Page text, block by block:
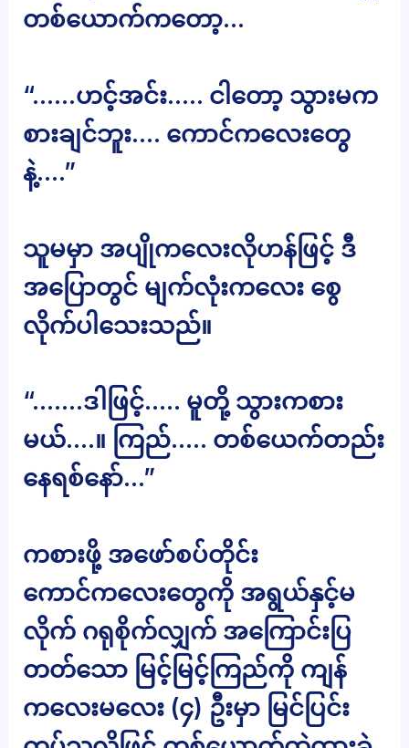
တစ်ယောက်ကတော့…
“……ဟင့်အင်း….. ငါတော့ သွားမက
စားချင်ဘူး…. ကောင်ကလေးတွေ
နဲ့….”
သူမမှာ အပျိုကလေးလိုဟန်ဖြင့် ဒီ
အပြောတွင် မျက်လုံးကလေး စွေ
လိုက်ပါသေးသည်။
“…….ဒါဖြင့်….. မူတို့ သွားကစား
မယ်….။ ကြည်….. တစ်ယေက်တည်း
နေရစ်နော်…”
ကစားဖို့ အဖော်စပ်တိုင်း
ကောင်ကလေးတွေကို အရွယ်နှင့်မ
လိုက် ဂရုစိုက်လျှက် အကြောင်းပြ
တတ်သော မြင့်မြင့်ကြည်ကို ကျန်
ကလေးမလေး (၄) ဦးမှာ မြင်ပြင်း